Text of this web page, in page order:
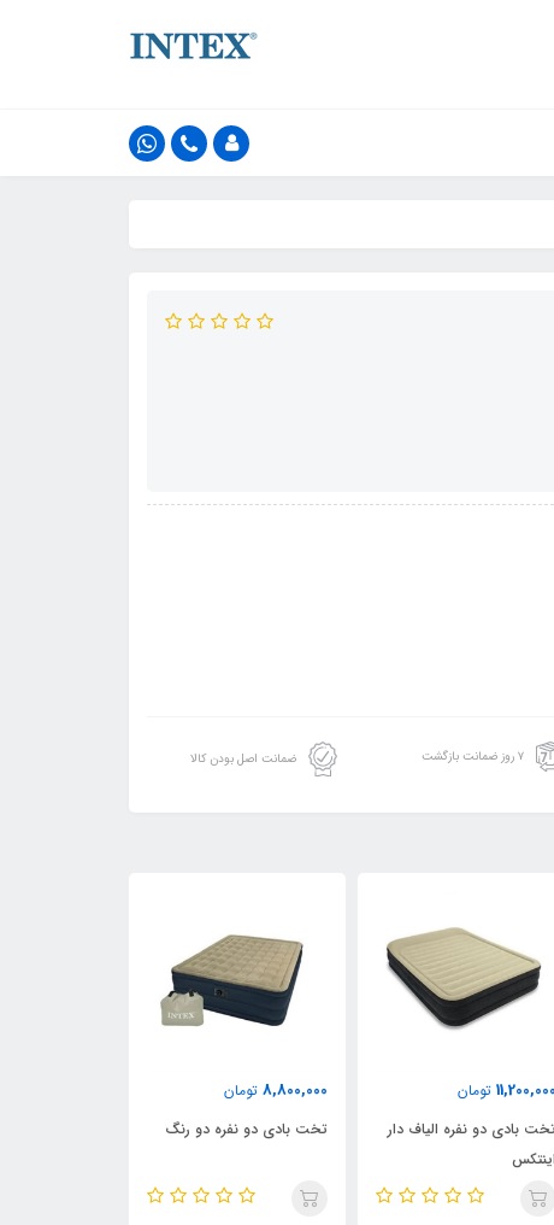
۷ روز ضمانت بازگشت ضمانت اصل بودن کالا
8,800,000 تومان
تخت بادی دو نفره دو رنگ
11,400,000 تومان
تخت خواب دو نفره اینتکس